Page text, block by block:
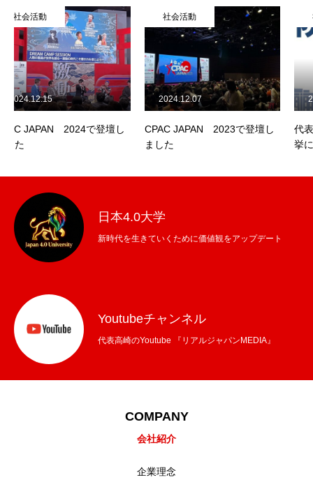
社会活動
CPAC JAPAN 2023で登壇し
ました
2024.12.07
社会活動
代表・高崎が、2022参議院選
挙に出馬しました
2022.06.22
日本4.0大学
新時代を生きていくために価値観をアップデート
Youtubeチャンネル
代表高崎のYoutube 『リアルジャパンMEDIA』
COMPANY
会社紹介
企業理念